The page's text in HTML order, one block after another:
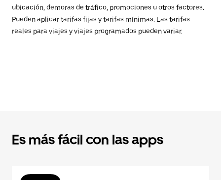
ubicación, demoras de tráfico, promociones u otros factores.
Pueden aplicar tarifas fijas y tarifas mínimas. Las tarifas
reales para viajes y viajes programados pueden variar.
Es más fácil con las apps